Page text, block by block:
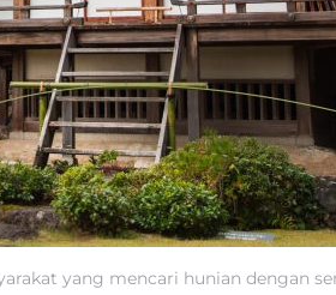
yang mencari hunian dengan